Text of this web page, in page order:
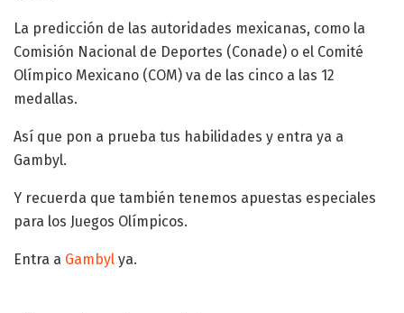
La predicción de las autoridades mexicanas, como la
Comisión Nacional de Deportes (Conade) o el Comité
Olímpico Mexicano (COM) va de las cinco a las 12
medallas.
Así que pon a prueba tus habilidades y entra ya a
Gambyl.
Y recuerda que también tenemos apuestas especiales
para los Juegos Olímpicos.
Entra a Gambyl ya.